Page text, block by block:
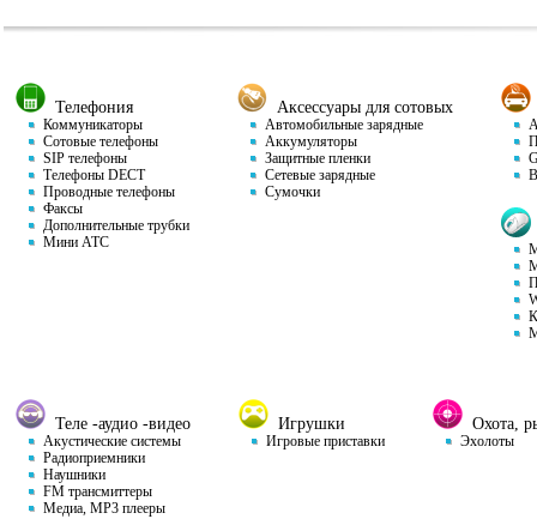
Телефония
Коммуникаторы
Сотовые телефоны
SIP телефоны
Телефоны DECT
Проводные телефоны
Факсы
Дополнительные трубки
Мини АТС
Аксессуары для сотовых
Автомобильные зарядные
Аккумуляторы
Защитные пленки
Сетевые зарядные
Сумочки
Теле -аудио -видео
Акустические системы
Радиоприемники
Наушники
FM трансмиттеры
Медиа, MP3 плееры
Игрушки
Игровые приставки
Охота,
Эхолоты